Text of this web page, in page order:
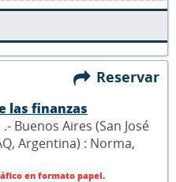
Reservar
las finanzas
.- Buenos Aires (San José
Argentina) : Norma,
en formato papel.